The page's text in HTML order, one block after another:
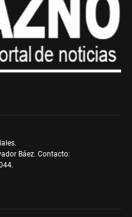
Báez. Contacto: